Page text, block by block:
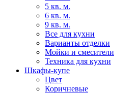
5 кв. м.
6 кв. м.
9 кв. м.
Все для кухни
Варианты отделки
Мойки и смесители
Техника для кухни
Шкафы-купе
Цвет
Коричневые